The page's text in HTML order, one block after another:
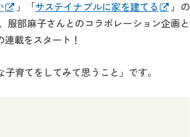
」「サステイナブルに家を建てる
」の
服部麻子さんとのコラボレーション企画と
載をスタート！
育てをしてみて思うこと」です。